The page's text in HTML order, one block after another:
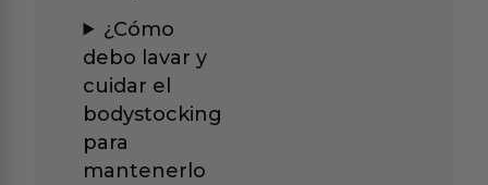
¿Cómo
debo lavar y
cuidar el
bodystocking
para
mantenerlo